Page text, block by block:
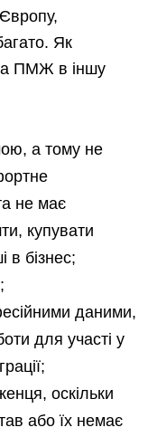
Як
ПМЖ в іншу
а тому не
не має
купувати
в бізнес;
даними,
для участі у
оскільки
або їх немає